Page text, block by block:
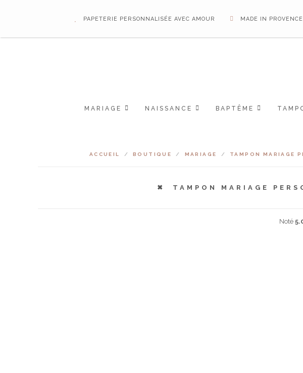
PAPETERIE PERSONNALISÉE AVEC AMOUR MADE IN PROVENCE
MARIAGE NAISSANCE BAPTÊME
ACCUEIL / BOUTIQUE / MARIAGE / TAMPON MARIAGE
TAMPON MARIAGE
Noté